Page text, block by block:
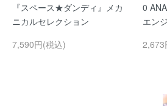
『スペース★ダンディ』メカ
ニカルセレクション
7,590円(税込)
0
エン
2,673